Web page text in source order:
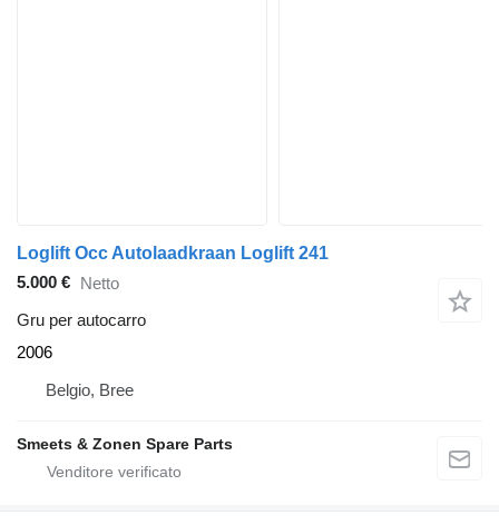
Loglift Occ Autolaadkraan Loglift 241
5.000 €
Netto
Gru per autocarro
2006
Belgio, Bree
Smeets & Zonen Spare Parts